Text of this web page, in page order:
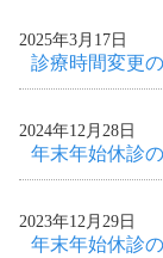
2025年3月17日
診療時間変更
2024年12月28日
年末年始休診
2023年12月29日
年末年始休診